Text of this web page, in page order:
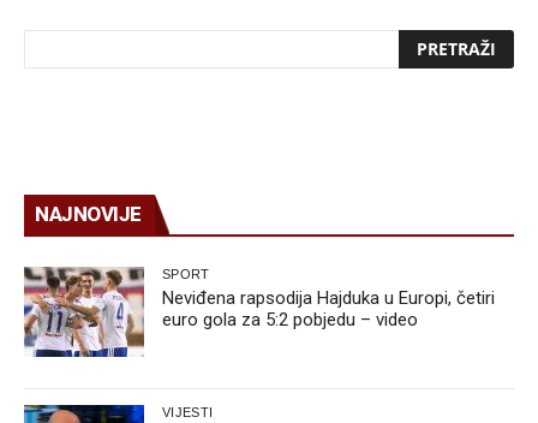
NAJNOVIJE
SPORT
Neviđena rapsodija Hajduka u Europi, četiri
euro gola za 5:2 pobjedu – video
VIJESTI